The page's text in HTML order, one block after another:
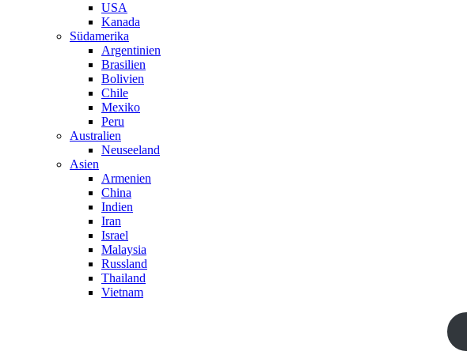
USA
Kanada
Südamerika
Argentinien
Brasilien
Bolivien
Chile
Mexiko
Peru
Australien
Neuseeland
Asien
Armenien
China
Indien
Iran
Israel
Malaysia
Russland
Thailand
Vietnam